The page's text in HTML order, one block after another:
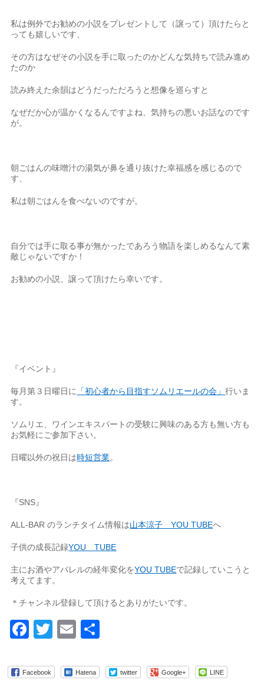
私は例外でお勧めの小説をプレゼントして（譲って）頂けたらと
っても嬉しいです、
その方はなぜその小説を手に取ったのかどんな気持ちで読み進め
たのか
読み終えた余韻はどうだっただろうと想像を巡らすと
なぜだか心が温かくなるんですよね、気持ちの悪いお話なのです
が。
朝ごはんの味噌汁の湯気が鼻を通り抜けた幸福感を感じるので
す、
私は朝ごはんを食べないのですが。
自分では手に取る事が無かったであろう物語を楽しめるなんて素
敵じゃないですか！
お勧めの小説、譲って頂けたら幸いです。
『イベント』
毎月第３日曜日に 「初心者から目指すソムリエールの会」行いま
す。
ソムリエ、ワインエキスパートの受験に興味のある方も無い方も
お気軽にご参加下さい。
日曜以外の祝日は時短営業。
『SNS』
ALL-BAR のランチタイム情報は山本涼子 YOU TUBEへ
子供の成長記録YOU TUBE
主にお酒やアパレルの経年変化をYOU TUBEで記録していこうと
考えてます。
＊チャンネル登録して頂けるとありがたいです。
Facebook
TwitterEmail
Facebook Hatena twitter Google+ LINE